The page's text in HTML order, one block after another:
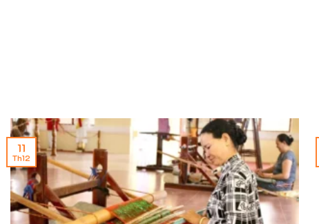
11
Th12